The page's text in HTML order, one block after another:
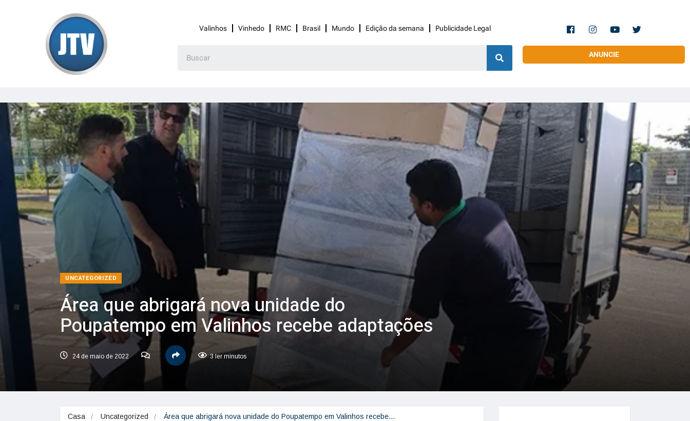
Valinhos Vinhedo RMC Brasil Mundo Edição da semana Publicidade Legal
ANUNCIE
UNCATEGORIZED
Área que abrigará nova unidade do
Poupatempo em Valinhos recebe adaptações
24 de maio de 2022 3 ler minutos
Casa Uncategorized Área que abrigará nova unidade do Poupatempo em Valinhos recebe…